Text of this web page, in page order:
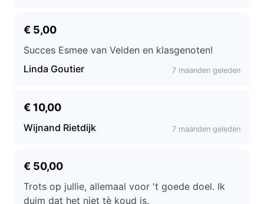
€ 5,00
Succes Esmee van Velden en klasgenoten!
Linda Goutier
7 maanden geleden
€ 10,00
Wijnand Rietdijk 7 maanden geleden
€ 50,00
Trots op jullie, allemaal voor 't goede doel. Ik
duim dat het niet tè koud is.